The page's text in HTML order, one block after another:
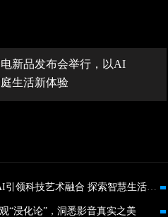
电新品发布会举行，以AI
生活新体验
AWE 2024 三星展台：AI引领科技艺术融合 探索智慧生活新境界
“浸化论”，洞悉影音真实之美